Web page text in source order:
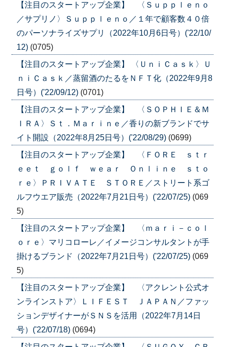
【注目のスタートアップ企業】 〈Ｓｕｐｐｌｅｎｏ
／サプリノ〉Ｓｕｐｐｌｅｎｏ／１年で顧客数４０倍
のパーソナライズサプリ（2022年10月6日号）('22/10/
12) (0705)
【注目のスタートアップ企業】 〈ＵｎｉＣａｓｋ〉Ｕ
ｎｉＣａｓｋ／蒸留酒のたるをＮＦＴ化（2022年9月8
日号）('22/09/12) (0701)
【注目のスタートアップ企業】 〈ＳＯＰＨＩＥ＆Ｍ
ＩＲＡ〉Ｓｔ．Ｍａｒｉｎｅ／香りの新ブランドでサ
イト開設（2022年8月25日号）('22/08/29) (0699)
【注目のスタートアップ企業】 〈ＦＯＲＥ ｓｔｒ
ｅｅｔ ｇｏｌｆ ｗｅａｒ Ｏｎｌｉｎｅ ｓｔｏ
ｒｅ〉ＰＲＩＶＡＴＥ ＳＴＯＲＥ／ストリート系ゴ
ルフウエア販売（2022年7月21日号）('22/07/25) (069
5)
【注目のスタートアップ企業】 〈ｍａｒｉ－ｃｏｌ
ｏｒｅ〉マリコローレ／イメージコンサルタントが手
掛けるブランド（2022年7月21日号）('22/07/25) (069
5)
【注目のスタートアップ企業】 〈アクレント公式オ
ンラインストア〉ＬＩＦＥＳＴ ＪＡＰＡＮ／ファッ
ションデザイナーがＳＮＳを活用（2022年7月14日
号）('22/07/18) (0694)